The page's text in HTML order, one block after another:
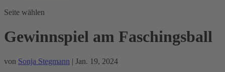
Seite wählen
Gewinnspiel am Faschingsball
von Sonja Stegmann | Jan. 19, 2024